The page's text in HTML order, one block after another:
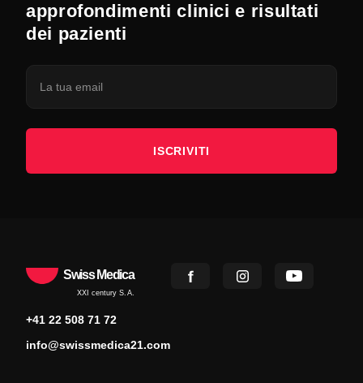
approfondimenti clinici e risultati
dei pazienti
ISCRIVITI
Swiss Medica
XXI century S.A.
+41 22 508 71 72
info@swissmedica21.com